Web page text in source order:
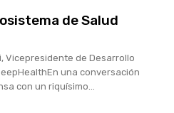
de Salud
Vicepresidente de Desarrollo
una conversación
con un riquísimo...